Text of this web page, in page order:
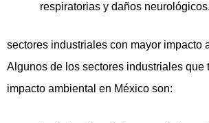
respiratorias y daños neurológicos.
sectores industriales con mayor impacto
Algunos de los sectores industriales que
impacto ambiental en México son: